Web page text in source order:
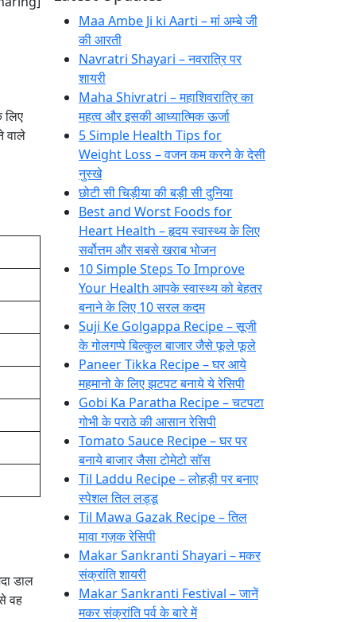
लिए
वाले
डाल
वह
Maa Ambe Ji ki Aarti – मां अम्बे जी
की आरती
Navratri Shayari – नवरात्रि पर
शायरी
Maha Shivratri – महाशिवरात्रि का
महत्व और इसकी आध्यात्मिक ऊर्जा
5 Simple Health Tips for
Weight Loss – वजन कम करने के देसी
नुस्खे
छोटी सी चिड़ीया की बड़ी सी दुनिया
Best and Worst Foods for
Heart Health – हृदय स्वास्थ्य के लिए
सर्वोत्तम और सबसे खराब भोजन
10 Simple Steps To Improve
Your Health आपके स्वास्थ्य को बेहतर
बनाने के लिए 10 सरल कदम
Suji Ke Golgappa Recipe – सूजी
के गोलगप्पे बिल्कुल बाजार जैसे फूले फूले
Paneer Tikka Recipe – घर आये
महमानो के लिए झटपट बनाये ये रेसिपी
Gobi Ka Paratha Recipe – चटपटा
गोभी के पराठे की आसान रेसिपी
Tomato Sauce Recipe – घर पर
बनाये बाजार जैसा टोमेटो सॉस
Til Laddu Recipe – लोहड़ी पर बनाए
स्पेशल तिल लड्डू
Til Mawa Gazak Recipe – तिल
मावा गज़क रेसिपी
Makar Sankranti Shayari – मकर
संक्रांति शायरी
Makar Sankranti Festival – जानें
मकर संक्रांति पर्व के बारे में